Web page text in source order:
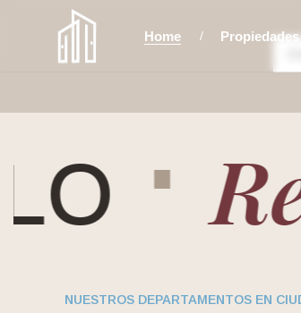
Home Propiedades
⋅
NUESTROS DEPARTAMENTOS EN